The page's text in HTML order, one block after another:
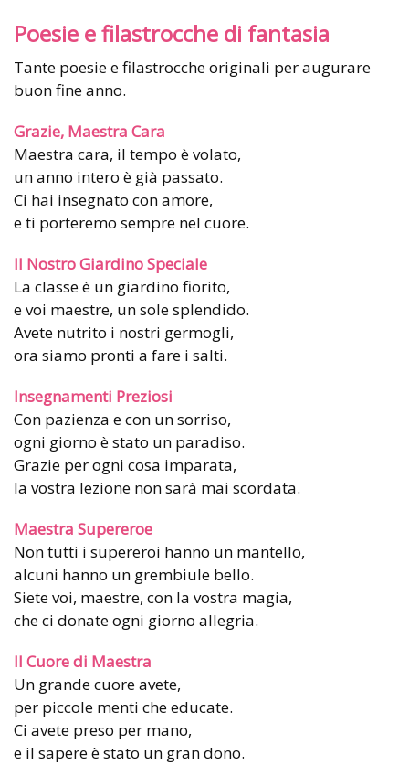
Poesie e filastrocche di fantasia
Tante poesie e filastrocche originali per augurare
buon fine anno.
Grazie, Maestra Cara
Maestra cara, il tempo è volato,
un anno intero è già passato.
Ci hai insegnato con amore,
e ti porteremo sempre nel cuore.
Il Nostro Giardino Speciale
La classe è un giardino fiorito,
e voi maestre, un sole splendido.
Avete nutrito i nostri germogli,
ora siamo pronti a fare i salti.
Insegnamenti Preziosi
Con pazienza e con un sorriso,
ogni giorno è stato un paradiso.
Grazie per ogni cosa imparata,
la vostra lezione non sarà mai scordata.
Maestra Supereroe
Non tutti i supereroi hanno un mantello,
alcuni hanno un grembiule bello.
Siete voi, maestre, con la vostra magia,
che ci donate ogni giorno allegria.
Il Cuore di Maestra
Un grande cuore avete,
per piccole menti che educate.
Ci avete preso per mano,
e il sapere è stato un gran dono.